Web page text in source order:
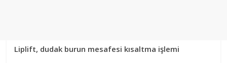
Liplift, dudak burun mesafesi kısaltma işlemi